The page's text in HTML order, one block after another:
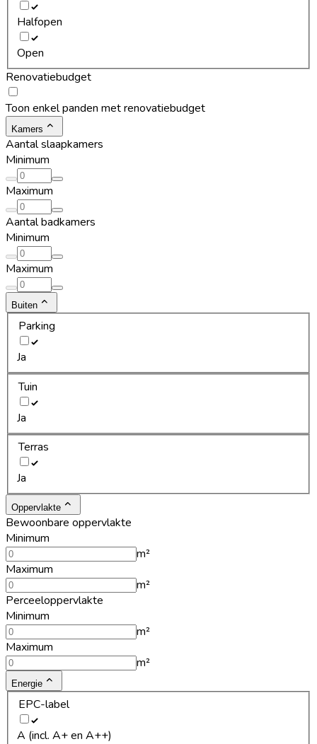
Halfopen
Open
Renovatiebudget
Toon enkel panden met renovatiebudget
Kamers
Aantal slaapkamers
Minimum
Maximum
Aantal badkamers
Minimum
Maximum
Buiten
Parking
Ja
Tuin
Ja
Terras
Ja
Oppervlakte
Bewoonbare oppervlakte
Minimum
m²
Maximum
m²
Perceeloppervlakte
Minimum
m²
Maximum
m²
Energie
EPC-label
A (incl. A+ en A++)